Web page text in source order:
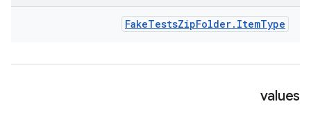
FakeTestsZipFolder. ItemType
values